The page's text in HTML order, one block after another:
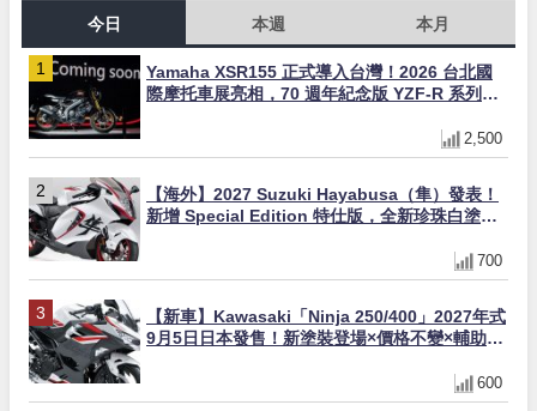
今日 本週 本月
Yamaha XSR155 正式導入台灣！2026 台北國
際摩托車展亮相，70 週年紀念版 YZF-R 系列限
2,500
【海外】2027 Suzuki Hayabusa（隼）發表！
新增 Special Edition 特仕版，全新珍珠白塗裝
700
【新車】Kawasaki「Ninja 250/400」2027年式
9月5日日本發售！新塗裝登場×價格不變×輔助滑
600